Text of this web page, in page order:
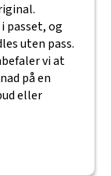
passet, og
uten pass.
vi at
på en
eller